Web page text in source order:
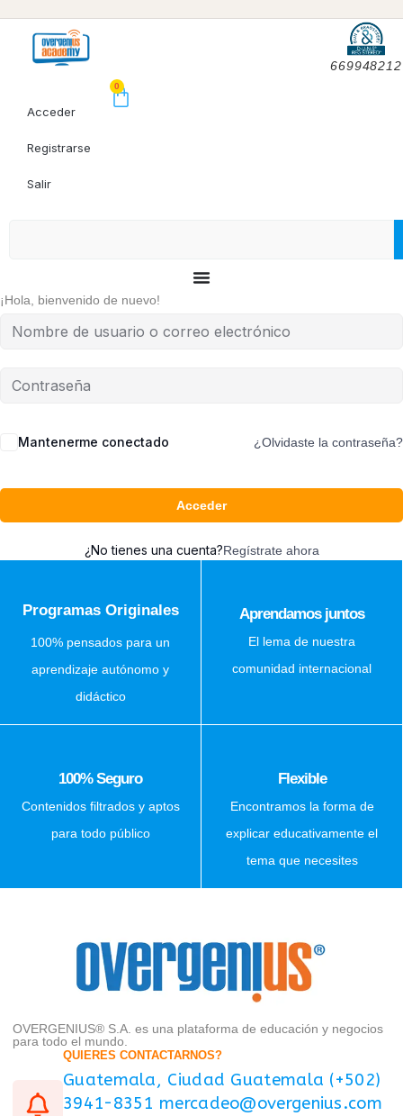
669948212
Acceder
Registrarse
Salir
0
¡Hola, bienvenido de nuevo!
Mantenerme conectado ¿Olvidaste la contraseña?
Acceder
¿No tienes una cuenta?Regístrate ahora
Programas Originales
100% pensados para un
aprendizaje autónomo y
didáctico
Aprendamos juntos
El lema de nuestra
comunidad internacional
100% Seguro
Contenidos filtrados y aptos
para todo público
Flexible
Encontramos la forma de
explicar educativamente el
tema que necesites
OVERGENIUS® S.A. es una plataforma de educación y negocios
para todo el mundo.
QUIERES CONTACTARNOS?
Guatemala, Ciudad Guatemala (+502)
3941-8351 mercadeo@overgenius.com